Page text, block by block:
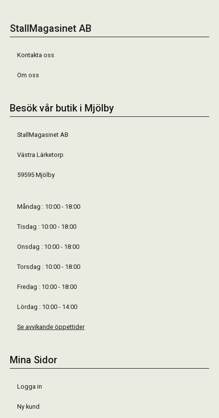
StallMagasinet AB
Kontakta oss
Om oss
Besök vår butik i Mjölby
StallMagasinet AB
Västra Lärketorp
59595 Mjölby
Måndag : 10:00 - 18:00
Tisdag : 10:00 - 18:00
Onsdag : 10:00 - 18:00
Torsdag : 10:00 - 18:00
Fredag : 10:00 - 18:00
Lördag : 10:00 - 14:00
Se avvikande öppettider
Mina Sidor
Logga in
Ny kund